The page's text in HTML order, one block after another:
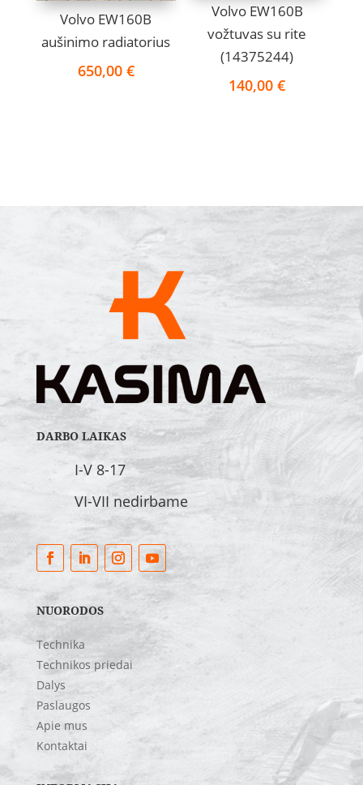
Volvo EW160B
aušinimo radiatorius
650,00 €
Volvo EW160B
vožtuvas su rite
(14375244)
140,00€
DARBO LAIKAS
I-V 8-17
VI-VII nedirbame
NUORODOS
Technika
Technikos priedai
Dalys
Paslaugos
Apie mus
Kontaktai